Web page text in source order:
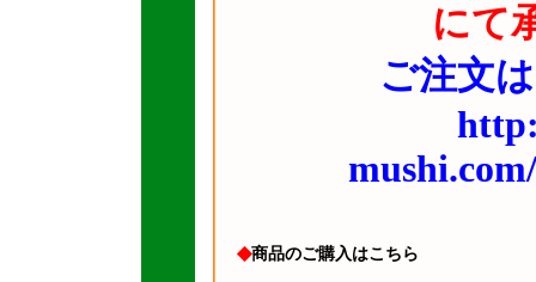
にて
ご注文
◆商品のご購入はこちら